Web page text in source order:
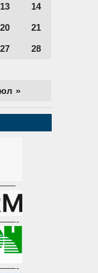
»
13 14
20 21
27 28